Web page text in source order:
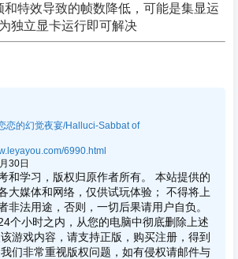
和特效导致的帧数降低，可能是集显运
独立显卡运行即可解决
恋的幻觉夜宴/Halluci-Sabbat of
6990.html
30日
和学习，版权归原作者所有。 本站提供的
大媒体和网络，仅供试玩体验； 不得将上
非法用途，否则，一切后果请用户自负。
个小时之内，从您的电脑中彻底删除上述
游戏内容，请支持正版，购买注册，得到
们非常重视版权问题，如有侵权请邮件与